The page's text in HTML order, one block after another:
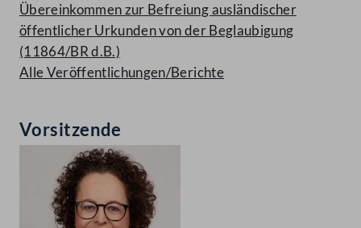
Übereinkommen zur Befreiung ausländischer
öffentlicher Urkunden von der Beglaubigung
(11864/BR d.B.)
Alle Veröffentlichungen/Berichte
Vorsitzende